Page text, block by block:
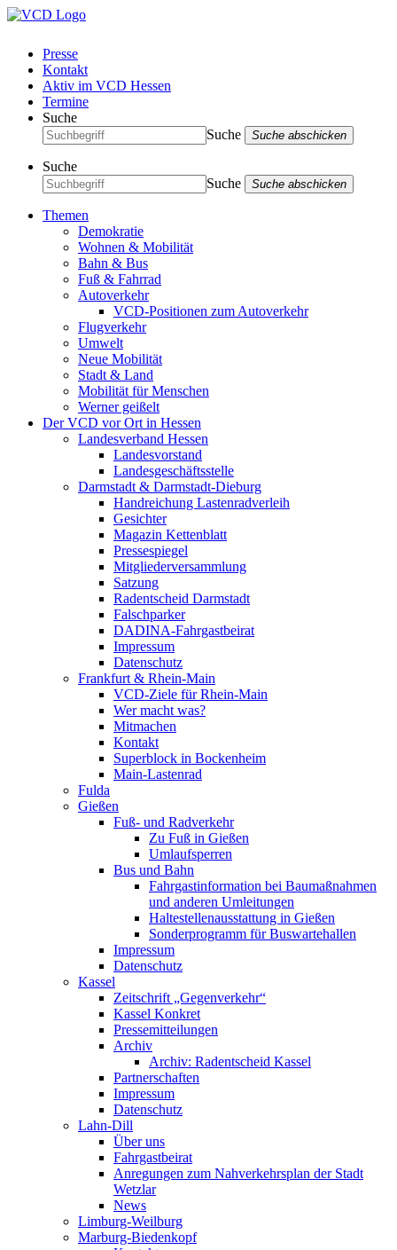
Presse
Kontakt
Aktiv im VCD Hessen
Termine
Suche
Suche
Suche abschicken
Suche
Suche
Suche abschicken
Themen
Demokratie
Wohnen & Mobilität
Bahn & Bus
Fuß & Fahrrad
Autoverkehr
VCD-Positionen zum Autoverkehr
Flugverkehr
Umwelt
Neue Mobilität
Stadt & Land
Mobilität für Menschen
Werner geißelt
Der VCD vor Ort in Hessen
Landesverband Hessen
Landesvorstand
Landesgeschäftsstelle
Darmstadt & Darmstadt-Dieburg
Handreichung Lastenradverleih
Gesichter
Magazin Kettenblatt
Pressespiegel
Mitgliederversammlung
Satzung
Radentscheid Darmstadt
Falschparker
DADINA-Fahrgastbeirat
Impressum
Datenschutz
Frankfurt & Rhein-Main
VCD-Ziele für Rhein-Main
Wer macht was?
Mitmachen
Kontakt
Superblock in Bockenheim
Main-Lastenrad
Fulda
Gießen
Fuß- und Radverkehr
Zu Fuß in Gießen
Umlaufsperren
Bus und Bahn
Fahrgastinformation bei Baumaßnahmen
und anderen Umleitungen
Haltestellenausstattung in Gießen
Sonderprogramm für Buswartehallen
Impressum
Datenschutz
Kassel
Zeitschrift „Gegenverkehr“
Kassel Konkret
Pressemitteilungen
Archiv
Archiv: Radentscheid Kassel
Partnerschaften
Impressum
Datenschutz
Lahn-Dill
Über uns
Fahrgastbeirat
Anregungen zum Nahverkehrsplan der Stadt
Wetzlar
News
Limburg-Weilburg
Marburg-Biedenkopf